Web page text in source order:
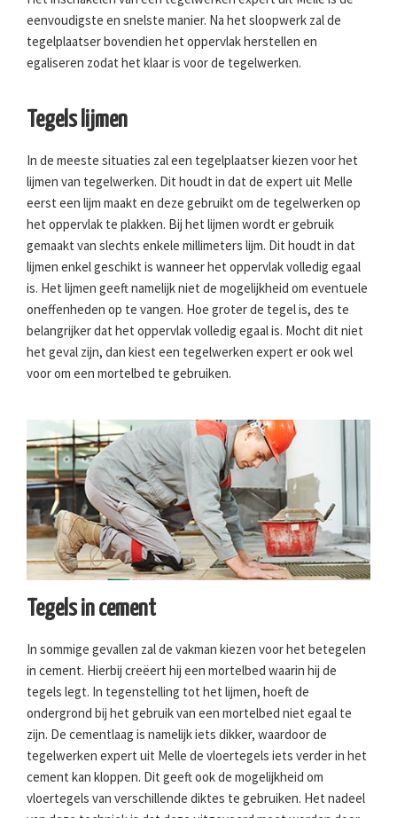
eenvoudigste en snelste manier. Na het sloopwerk zal de
tegelplaatser bovendien het oppervlak herstellen en
egaliseren zodat het klaar is voor de tegelwerken.
Tegels lijmen
In de meeste situaties zal een tegelplaatser kiezen voor het
lijmen van tegelwerken. Dit houdt in dat de expert uit Melle
eerst een lijm maakt en deze gebruikt om de tegelwerken op
het oppervlak te plakken. Bij het lijmen wordt er gebruik
gemaakt van slechts enkele millimeters lijm. Dit houdt in dat
lijmen enkel geschikt is wanneer het oppervlak volledig egaal
is. Het lijmen geeft namelijk niet de mogelijkheid om eventuele
oneffenheden op te vangen. Hoe groter de tegel is, des te
belangrijker dat het oppervlak volledig egaal is. Mocht dit niet
het geval zijn, dan kiest een tegelwerken expert er ook wel
voor om een mortelbed te gebruiken.
Tegels in cement
In sommige gevallen zal de vakman kiezen voor het betegelen
in cement. Hierbij creëert hij een mortelbed waarin hij de
tegels legt. In tegenstelling tot het lijmen, hoeft de
ondergrond bij het gebruik van een mortelbed niet egaal te
zijn. De cementlaag is namelijk iets dikker, waardoor de
tegelwerken expert uit Melle de vloertegels iets verder in het
cement kan kloppen. Dit geeft ook de mogelijkheid om
vloertegels van verschillende diktes te gebruiken. Het nadeel